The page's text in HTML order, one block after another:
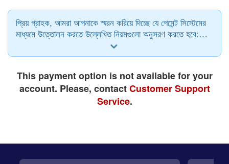
প্রিয় গ্রাহক, আমরা আপনাকে স্মরন করিয়ে দিচ্ছে যে পেমেন্ট সিস্টেমের
মাধ্যমে উত্তোলন করতে উল্লেখিত নিয়মগুলো অনুসরণ করতে হবে:
পেমেন্ট সিস্টেম সেইসাথে ডিপোজিট এবং উত্তোলনের কারেন্সি একই
হতে হবে।
This payment option is not available for your
account. Please, contactCustomer Support
Service.